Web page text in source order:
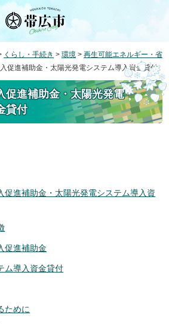
くらし・手続き > 環境 > 再生可能エネルギー・省
促進補助金・太陽光発電システム導入資金貸付
促進補助金・太陽光発電
貸付
促進補助金・太陽光発電システム導入資
促進補助金
ム導入資金貸付
ために